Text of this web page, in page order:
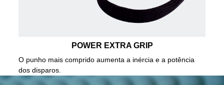
POWER EXTRA GRIP
O punho mais comprido aumenta a inércia e a potência
dos disparos.